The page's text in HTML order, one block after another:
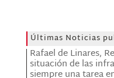
Últimas Noticias
Rafael de Linares,
situación de las